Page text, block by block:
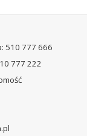
510 777 666
777 222